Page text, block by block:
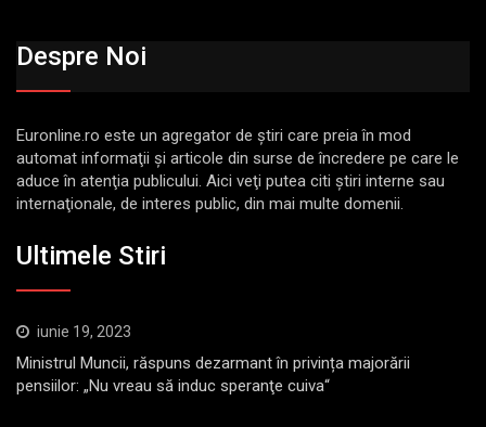
Despre Noi
Euronline.ro este un agregator de ştiri care preia în mod
automat informaţii şi articole din surse de încredere pe care le
aduce în atenţia publicului. Aici veţi putea citi ştiri interne sau
internaţionale, de interes public, din mai multe domenii.
Ultimele Stiri
iunie 19, 2023
Ministrul Muncii, răspuns dezarmant în privința majorării
pensiilor: „Nu vreau să induc speranţe cuiva“